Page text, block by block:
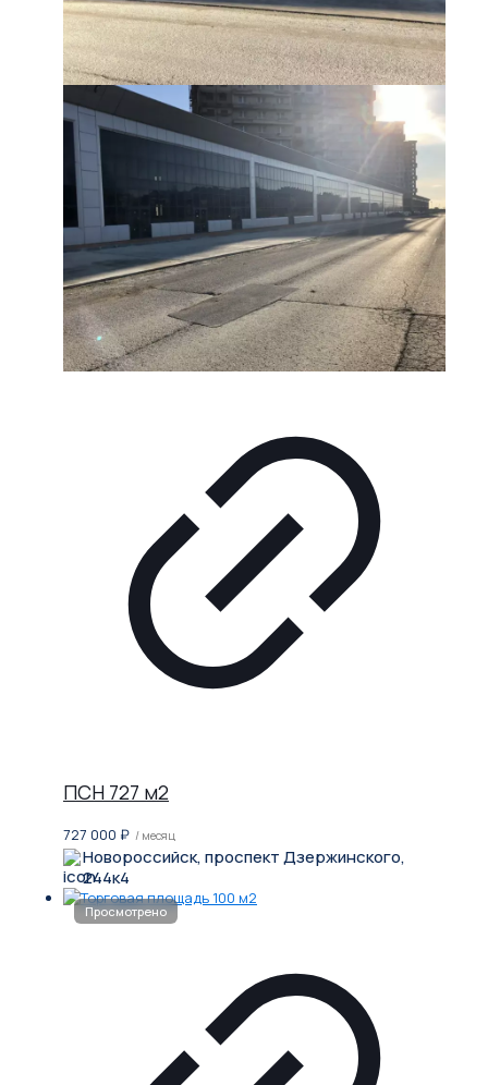
ПСН 727 м2
727 000 ₽ / месяц
Новороссийск, проспект Дзержинского,
244к4